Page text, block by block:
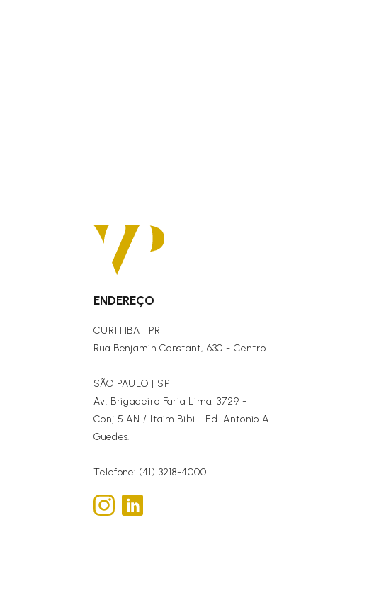
ENDEREÇO
CURITIBA | PR
Rua Benjamin Constant, 630 - Centro.
SÃO PAULO | SP
Av. Brigadeiro Faria Lima, 3729 -
Conj 5 AN / Itaim Bibi - Ed. Antonio A
Guedes.
Telefone: (41) 3218-4000